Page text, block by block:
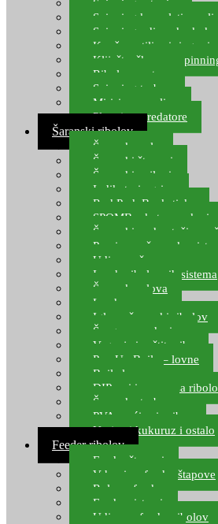
Spinning setovi
Spinning kompleti varalica
Spinning udice,
Kopče, vrtilice i ringovi
Kliješta, škare za
Ribolov pastrve
Spinning torbe
Mirisi za varalice
Plovci za predatore
Šaranski ribolov
Šaranske role
Šaranski štapovi
Šaranski najloni
Indikatori ugriza
Rod Pod, Banksticks
SPOMB rakete, markeri
Šaranski podmetači, mreže
Pernice za šaranske
Udice za šarana, amura
Izrada ribolovnih sistema
Šaranska olova
Leadcore
Igle za šaranski ribolov
Špage, upredenice
Vaganje i zaštita ribe
Pop Up Boile – lovne
Boile lovne
DIP-ovi i arome za
Šaranske torbe
PVA vrećice i pribor
Umjetni kukuruz i ostalo
Feeder ribolov
Feeder štapovi
Vrhovi za feeder štapove
Role za feeder
Feeder sistemi
Udice za feeder ribolov